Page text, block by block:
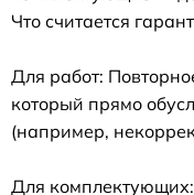
Что считается
Для работ:
который прямо
(например,
Для